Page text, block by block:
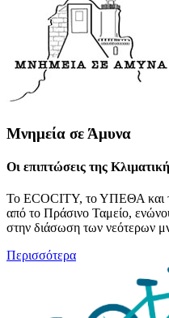
Μνημεία σε Άμυνα
Οι επιπτώσεις της
Το ECOCITY, το ΥΠΕΘΑ και
από το Πράσινο Ταμείο,
στην διάσωση των νεότερων
Περισσότερα